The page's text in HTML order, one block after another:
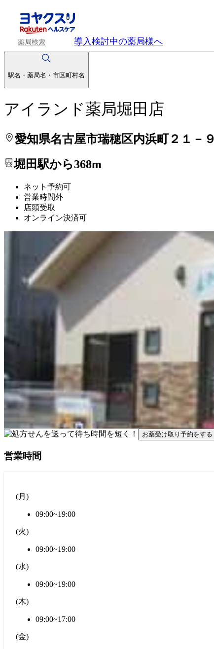
薬局検索 導入検討中の薬局様へ
駅名・薬局名・市区町村名
アイランド薬局堀田店
愛知県名古屋市瑞穂区内浜町２１－９
堀田駅から368m
ネット予約可
営業時間外
店頭受取
オンライン決済可
処方せんを送って待ち時間を短く！
お薬受け取り予約をする
営業時間
(月 )
09:00~19:00
(火)
09:00~19:00
(水)
09:00~19:00
(木)
09:00~17:00
(金)
処方せんを送って待ち時間を短く！